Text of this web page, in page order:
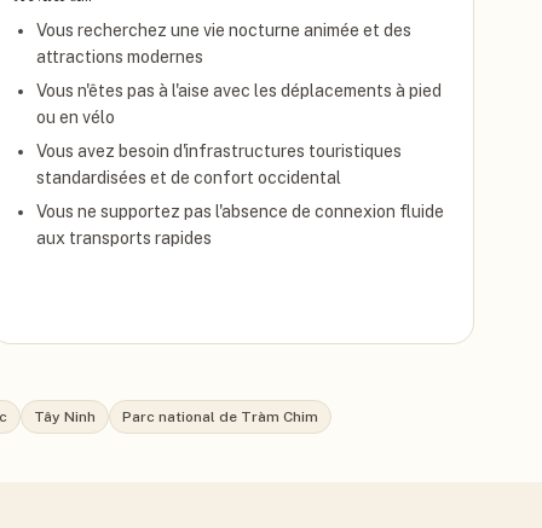
Vous recherchez une vie nocturne animée et des
attractions modernes
Vous n'êtes pas à l'aise avec les déplacements à pied
ou en vélo
Vous avez besoin d'infrastructures touristiques
standardisées et de confort occidental
Vous ne supportez pas l'absence de connexion fluide
aux transports rapides
Tây Ninh Parc national de Tràm Chim